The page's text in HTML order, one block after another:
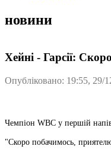
новини
Хейні - Гарсії:
Опубліковано: 19:55, 29/
Чемпіон WBC у першій
"Скоро побачимось,